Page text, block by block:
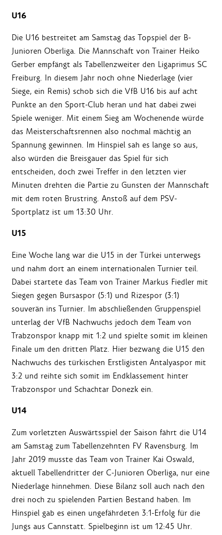
U16
Die U16 bestreitet am Samstag das Topspiel der B-
Junioren Oberliga. Die Mannschaft von Trainer Heiko
Gerber empfängt als Tabellenzweiter den Ligaprimus SC
Freiburg. In diesem Jahr noch ohne Niederlage (vier
Siege, ein Remis) schob sich die VfB U16 bis auf acht
Punkte an den Sport-Club heran und hat dabei zwei
Spiele weniger. Mit einem Sieg am Wochenende würde
das Meisterschaftsrennen also nochmal mächtig an
Spannung gewinnen. Im Hinspiel sah es lange so aus,
also würden die Breisgauer das Spiel für sich
entscheiden, doch zwei Treffer in den letzten vier
Minuten drehten die Partie zu Gunsten der Mannschaft
mit dem roten Brustring. Anstoß auf dem PSV-
Sportplatz ist um 13:30 Uhr.
U15
Eine Woche lang war die U15 in der Türkei unterwegs
und nahm dort an einem internationalen Turnier teil.
Dabei startete das Team von Trainer Markus Fiedler mit
Siegen gegen Bursaspor (5:1) und Rizespor (3:1)
souverän ins Turnier. Im abschließenden Gruppenspiel
unterlag der VfB Nachwuchs jedoch dem Team von
Trabzonspor knapp mit 1:2 und spielte somit im kleinen
Finale um den dritten Platz. Hier bezwang die U15 den
Nachwuchs des türkischen Erstligisten Antalyaspor mit
3:2 und reihte sich somit im Endklassement hinter
Trabzonspor und Schachtar Donezk ein.
U14
Zum vorletzten Auswärtsspiel der Saison fährt die U14
am Samstag zum Tabellenzehnten FV Ravensburg. Im
Jahr 2019 musste das Team von Trainer Kai Oswald,
aktuell Tabellendritter der C-Junioren Oberliga, nur eine
Niederlage hinnehmen. Diese Bilanz soll auch nach den
drei noch zu spielenden Partien Bestand haben. Im
Hinspiel gab es einen ungefährdeten 3:1-Erfolg für die
Jungs aus Cannstatt. Spielbeginn ist um 12:45 Uhr.